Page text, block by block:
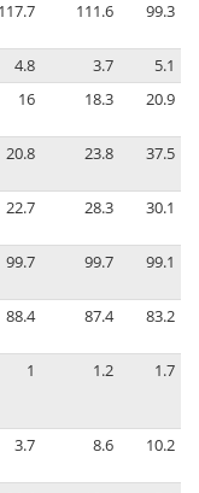
117.7 111.6 99.3
4.8 3.7
5.1
16 18.3 20.9
20.8 23.8 37.5
22.7 28.3 30.1
99.7 99.7 99.1
88.4 87.4 83.2
1 1.2 1.7
3.7 8.6 10.2